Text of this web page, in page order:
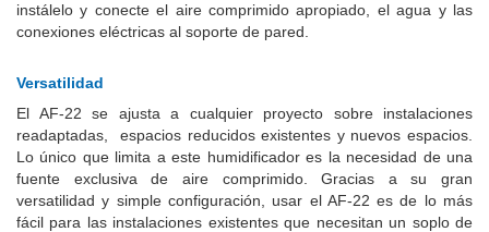
instálelo y conecte el aire comprimido apropiado, el agua y las
conexiones eléctricas al soporte de pared.
Versatilidad
El AF-22 se ajusta a cualquier proyecto sobre instalaciones
readaptadas, espacios reducidos existentes y nuevos espacios.
Lo único que limita a este humidificador es la necesidad de una
fuente exclusiva de aire comprimido. Gracias a su gran
versatilidad y simple configuración, usar el AF-22 es de lo más
fácil para las instalaciones existentes que necesitan un soplo de